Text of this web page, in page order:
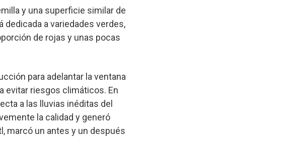
y una superficie similar de
dedicada a variedades verdes,
de rojas y unas pocas
para adelantar la ventana
evitar riesgos climáticos. En
a las lluvias inéditas del
la calidad y generó
marcó un antes y un después